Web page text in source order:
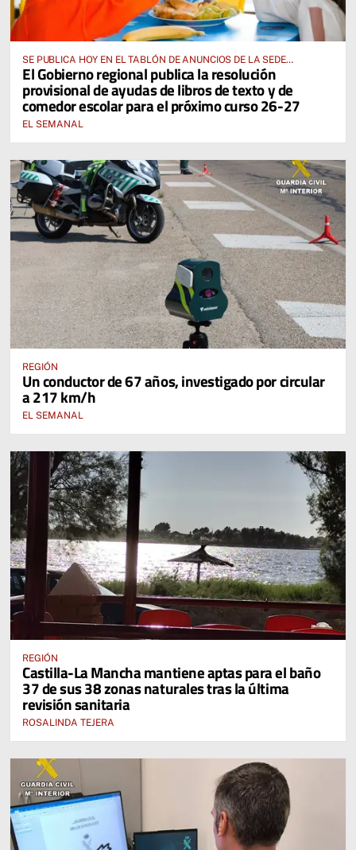
SE PUBLICA HOY EN EL TABLÓN DE ANUNCIOS DE LA SEDE
ELECTRÓNICA DE LA JUNTA DE COMUNIDADES Y EN EL PORTAL DE
EDUCACIÓN DE CASTILLA-LA MANCHA
El Gobierno regional publica la resolución
provisional de ayudas de libros de texto y de
comedor escolar para el próximo curso 26-27
EL SEMANAL
REGIÓN
Un conductor de 67 años, investigado por circular
a 217 km/h
EL SEMANAL
REGIÓN
Castilla-La Mancha mantiene aptas para el baño
37 de sus 38 zonas naturales tras la última
revisión sanitaria
ROSALINDA TEJERA